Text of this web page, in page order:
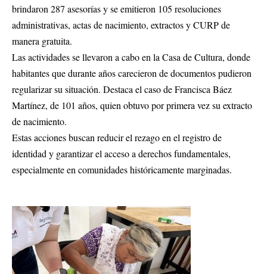
brindaron 287 asesorías y se emitieron 105 resoluciones
administrativas, actas de nacimiento, extractos y CURP de
manera gratuita.
Las actividades se llevaron a cabo en la Casa de Cultura, donde
habitantes que durante años carecieron de documentos pudieron
regularizar su situación. Destaca el caso de Francisca Báez
Martínez, de 101 años, quien obtuvo por primera vez su extracto
de nacimiento.
Estas acciones buscan reducir el rezago en el registro de
identidad y garantizar el acceso a derechos fundamentales,
especialmente en comunidades históricamente marginadas.